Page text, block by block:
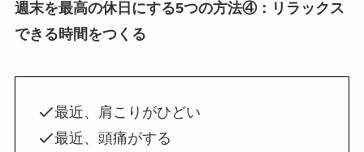
週末を最高の休日にする5つの方法④：リラックス
できる時間をつくる
最近、肩こりがひどい
最近、頭痛がする